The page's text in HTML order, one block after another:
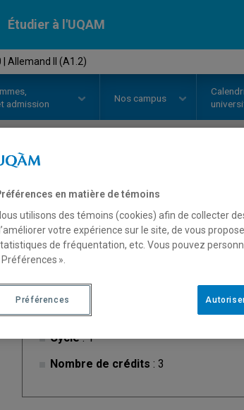
Étudier à l'UQAM
| Allemand II (A1.2)
admission
Nos campus
COURS// ALL1200
Description Horaire -
Cycle: 1
Nombre de crédits : 3
en matière de témoins
utilisons des témoins (cookies) afin de collecter
votre expérience sur le site, de vous
de fréquentation, etc. Vous pouvez
Préférences ».
Préférences